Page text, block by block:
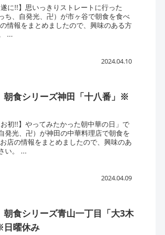
に!!】思いっきりストレートに行った
ち、自発光、卍）が市ヶ谷で朝食を食べ
情報をまとめましたので、興味のある方
...
2024.04.10
朝食シリーズ神田「十八番」※
初!!】やってみたかった朝中華の日」で
発光、卍）が神田の中華料理店で朝食を
店の情報をまとめましたので、興味のあ
い。 ...
2024.04.09
朝食シリーズ青山一丁目「大3木
日曜休み